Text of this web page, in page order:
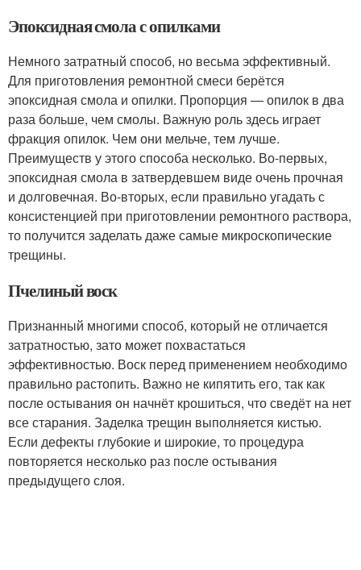
Эпоксидная смола с опилками
Немного затратный способ, но весьма эффективный.
Для приготовления ремонтной смеси берётся
эпоксидная смола и опилки. Пропорция — опилок в два
раза больше, чем смолы. Важную роль здесь играет
фракция опилок. Чем они мельче, тем лучше.
Преимуществ у этого способа несколько. Во-первых,
эпоксидная смола в затвердевшем виде очень прочная
и долговечная. Во-вторых, если правильно угадать с
консистенцией при приготовлении ремонтного раствора,
то получится заделать даже самые микроскопические
трещины.
Пчелиный воск
Признанный многими способ, который не отличается
затратностью, зато может похвастаться
эффективностью. Воск перед применением необходимо
правильно растопить. Важно не кипятить его, так как
после остывания он начнёт крошиться, что сведёт на нет
все старания. Заделка трещин выполняется кистью.
Если дефекты глубокие и широкие, то процедура
повторяется несколько раз после остывания
предыдущего слоя.